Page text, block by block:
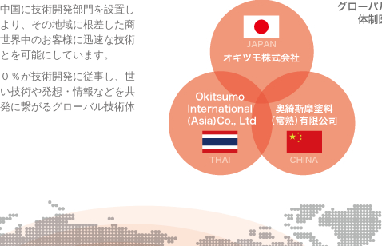
国に技術開発部門を設置し
り、その地域に根差した商
界中のお客様に迅速な技術
を可能にしています。
％が技術開発に従事し、世
技術や発想・情報などを共
に繋がるグローバル技術体